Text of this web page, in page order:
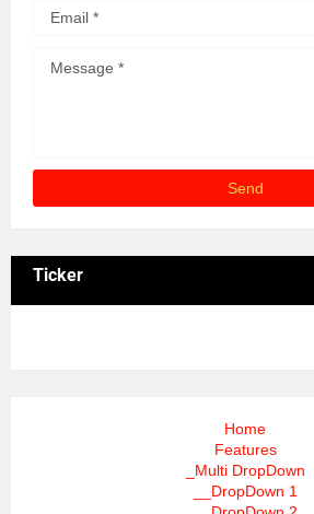
Ticker
Home
Features
_Multi DropDown
__DropDown 1